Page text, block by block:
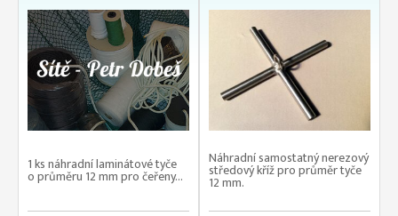
1 ks náhradní laminátové tyče
o průměru 12 mm pro čeřeny...
Náhradní samostatný nerezový
středový kříž pro průměr tyče
12 mm.